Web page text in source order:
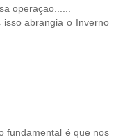
operaçao......
abrangia o Inverno
fundamental é que nos